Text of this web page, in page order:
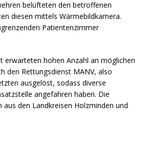
belüfteten den betroffenen
diesen mittels Wärmebildkamera.
Patientenzimmer
erwarteten hohen Anzahl an möglichen
den Rettungsdienst MANV, also
ausgelöst, sodass diverse
angefahren haben. Die
den Landkreisen Holzminden und